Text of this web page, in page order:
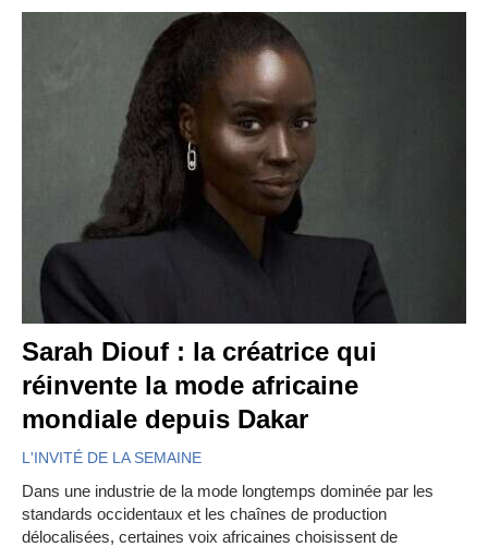
Sarah Diouf : la créatrice qui
réinvente la mode africaine
mondiale depuis Dakar
L'INVITÉ DE LA SEMAINE
Dans une industrie de la mode longtemps dominée par les
standards occidentaux et les chaînes de production
délocalisées, certaines voix africaines choisissent de